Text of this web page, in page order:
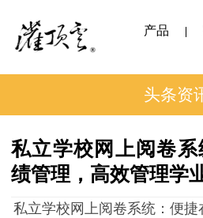
产品
头条资
私立学校网上阅卷
绩管理，高效管理学
私立学校网上阅卷系统：便